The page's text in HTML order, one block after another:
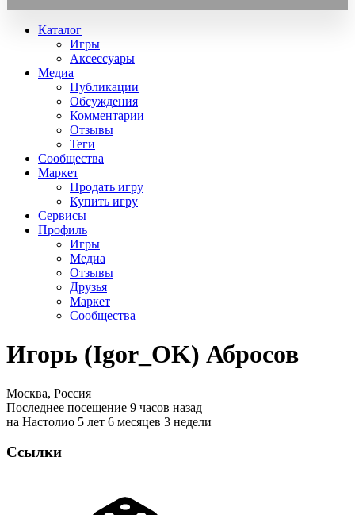
Каталог
Игры
Аксессуары
Медиа
Публикации
Обсуждения
Комментарии
Отзывы
Теги
Сообщества
Маркет
Продать игру
Купить игру
Сервисы
Профиль
Игры
Медиа
Отзывы
Друзья
Маркет
Сообщества
Игорь (Igor_OK) Абросов
Москва, Россия
Последнее посещение 9 часов назад
на Настолио 5 лет 6 месяцев 3 недели
Ссылки